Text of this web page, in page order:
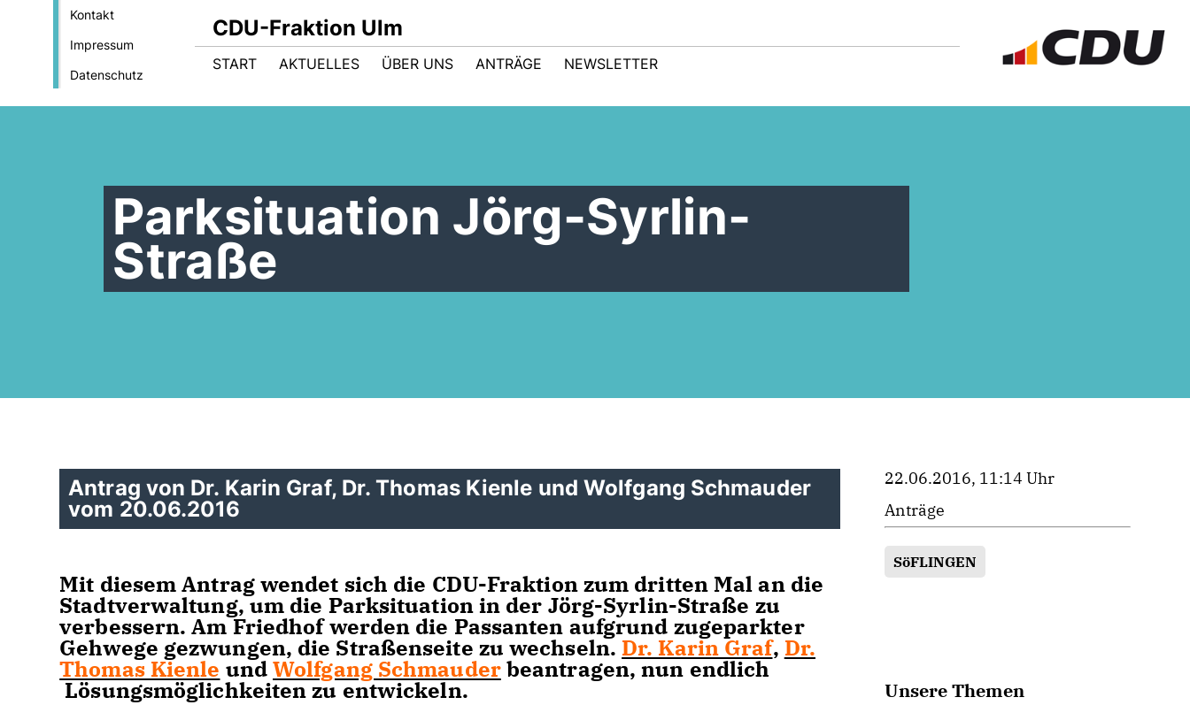
Kontakt
Impressum
Datenschutz
CDU-Fraktion Ulm
START AKTUELLES ÜBER UNS ANTRÄGE NEWSLETTER
Parksituation Jörg-Syrlin-
Straße
Antrag von Dr. Karin Graf, Dr. Thomas Kienle und Wolfgang Schmauder
vom 20.06.2016
Mit diesem Antrag wendet sich die CDU-Fraktion zum dritten Mal an die
Stadtverwaltung, um die Parksituation in der Jörg-Syrlin-Straße zu
verbessern. Am Friedhof werden die Passanten aufgrund zugeparkter
Gehwege gezwungen, die Straßenseite zu wechseln. Dr. Karin Graf, Dr.
Thomas Kienle undWolfgang Schmauderbeantragen, nun endlich
Lösungsmöglichkeiten zu entwickeln.
22.06.2016, 11:14 Uhr
Anträge
SöFLINGEN
Unsere Themen